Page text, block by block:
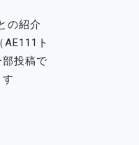
の紹介
ト
投稿で